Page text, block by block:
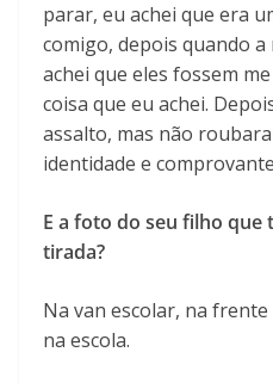
parar, eu achei que era
comigo, depois quando
achei que eles fossem
coisa que eu achei.
assalto, mas não
identidade e
E a foto do seu filho
tirada?
Na van escolar, na
na escola.